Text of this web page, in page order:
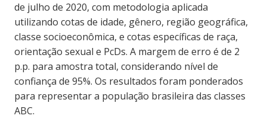
de julho de 2020, com metodologia aplicada
utilizando cotas de idade, gênero, região geográfica,
classe socioeconômica, e cotas específicas de raça,
orientação sexual e PcDs. A margem de erro é de 2
p.p. para amostra total, considerando nível de
confiança de 95%. Os resultados foram ponderados
para representar a população brasileira das classes
ABC.